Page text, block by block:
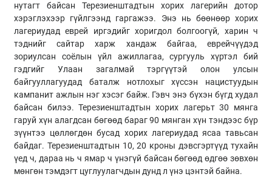
нутагт байсан Терезиенштадтын хорих лагерийн дотор
хэрэглэхээр гүйлгээнд гаргажээ. Энэ нь бөөнөөр хорих
лагериудад еврей иргэдийг хоригдол болгоогүй, харин ч
тэднийг сайтар харж хандаж байгаа, еврейчүүдэд
зориулсан соёлын үйл ажиллагаа, сургууль хүртэл бий
гэдгийг Улаан загалмай тэргүүтэй олон улсын
байгууллагуудад баталж нотлохыг хүссэн нацистуудын
кампанит ажлын нэг хэсэг байж. Гэвч энэ бүхэн бүгд худал
байсан билээ. Терезиенштадтын хорих лагерьт 30 мянга
гаруй хүн алагдсан бөгөөд бараг 90 мянган хүн тэндээс бүр
зүүнтээ цөллөгдөн бусад хорих лагериудад ясаа тавьсан
байдаг. Терезиенштадтын 10, 20 кроны дэвсгэртүүд тухайн
үед ч, дараа нь ч ямар ч үнэгүй байсан бөгөөд өдгөө зөвхөн
мөнгөн тэмдэгт цуглуулагчдын дунд л үнэ цэнтэй байна.